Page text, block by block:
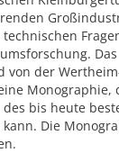
Das
von der
Monographie,
bis heute
Die